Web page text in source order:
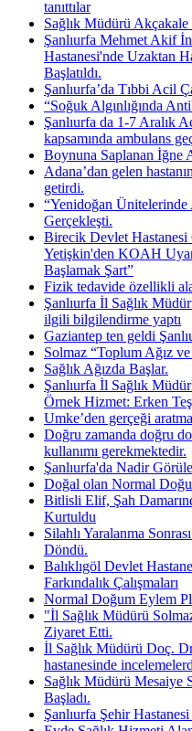
tanıttılar
Sağlık Müdürü
Şanlıurfa Mehmet Akif
Hastanesi'nde Uzaktan
Başlatıldı.
Şanlıurfa’da Tıbbi Acil
“Soğuk Algınlığında
Şanlıurfa da 1-7 Aralık
kapsamında ambulans
Boynuna Saplanan İğne
Adana’dan gelen
getirdi.
“Yenidoğan
Gerçekleşti.
Birecik Devlet Hastanesi
Yetişkin'den KOAH
Başlamak Şart”
Fizik tedavide özellikli
Şanlıurfa İl Sağlık
ilgili bilgilendirme yaptı
Gaziantep ten geldi
Solmaz “Toplum Ağız
Sağlık Ağızda Başlar.
Şanlıurfa İl Sağlık
Örnek Hizmet: Erken
Umke’den gerçeği
Doğru zamanda doğru
kullanımı gerekmektedir.
Şanlıurfa'da Nadir
Doğal olan Normal
Bitlisli Elif, Şah
Kurtuldu
Silahlı Yaralanma
Döndü.
Balıklıgöl Devlet
Farkındalık Çalışmaları
Normal Doğum Eylem
"İl Sağlık Müdürü
Ziyaret Etti.
İl Sağlık Müdürü Doç.
hastanesinde
Sağlık Müdürü Mesaiye
Başladı.
Şanlıurfa Şehir